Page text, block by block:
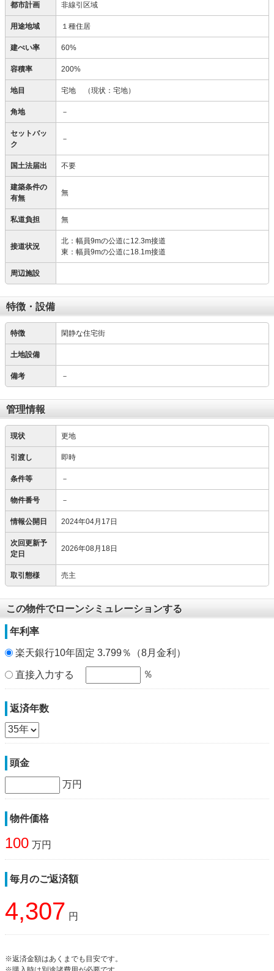
都市計画 非線引区域
用途地域 １種住居
建ぺい率 60%
容積率 200%
地目 宅地 （現状：宅地）
角地 －
セットバッ
ク
－
国土法届出 不要
建築条件の
有無
無
私道負担 無
接道状況
北：幅員9mの公道に12.3m接道
東：幅員9mの公道に18.1m接道
周辺施設
特徴・設備
特徴 閑静な住宅街
土地設備
備考 －
管理情報
現状 更地
引渡し 即時
条件等 －
物件番号 －
情報公開日 2024年04月17日
次回更新予
定日
2026年08月18日
取引態様 売主
この物件でローンシミュレーションする
年利率
楽天銀行10年固定 3.799％（8月金利）
直接入力する ％
返済年数
頭金
万円
物件価格
100 万円
毎月のご返済額
4,307 円
※返済金額はあくまでも目安です。